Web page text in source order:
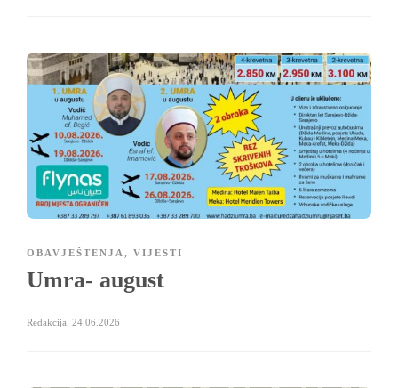
OBAVJEŠTENJA , VIJESTI
Umra- august
Redakcija 24.06.2026